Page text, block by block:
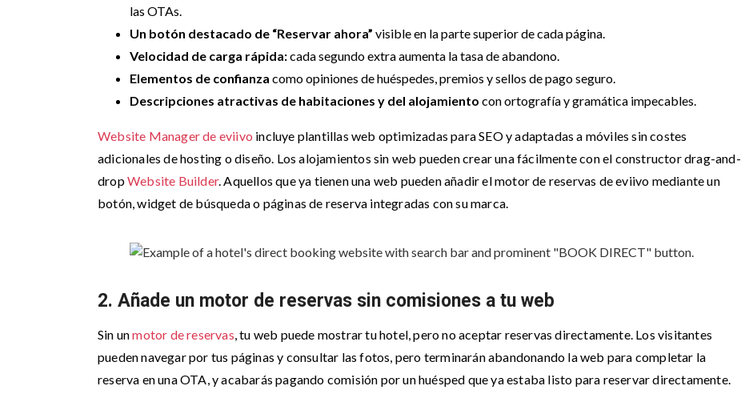
las OTAs.
Un botón destacado de “Reservar ahora” visible en la parte superior de cada página.
Velocidad de carga rápida:cada segundo extra aumenta la tasa de abandono.
Elementos de confianza como opiniones de huéspedes, premios y sellos de pago seguro.
Descripciones atractivas de habitaciones y del alojamiento con ortografía y gramática impecables.
Website Manager de eviivo incluye plantillas web optimizadas para SEO y adaptadas a móviles sin costes
adicionales de hosting o diseño. Los alojamientos sin web pueden crear una fácilmente con el constructor drag-and-
dropWebsite Builder. Aquellos que ya tienen una web pueden añadir el motor de reservas de eviivo mediante un
botón, widget de búsqueda o páginas de reserva integradas con su marca.
2. Añade un motor de reservas sin comisiones a tu web
Sin unmotor de reservas, tu web puede mostrar tu hotel, pero no aceptar reservas directamente. Los visitantes
pueden navegar por tus páginas y consultar las fotos, pero terminarán abandonando la web para completar la
reserva en una OTA, y acabarás pagando comisión por un huésped que ya estaba listo para reservar directamente.